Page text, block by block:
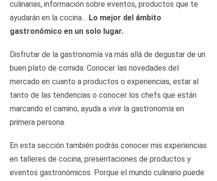
culinarias, información sobre eventos, productos que te
ayudarán en la cocina… Lo mejor del ámbito
gastronómico en un solo lugar.
Disfrutar de la gastronomía va más allá de degustar de un
buen plato de comida. Conocer las novedades del
mercado en cuanto a productos o experiencias, estar al
tanto de las tendencias o conocer los chefs que están
marcando el camino, ayuda a vivir la gastronomía en
primera persona.
En esta sección también podrás conocer mis experiencias
en talleres de cocina, presentaciones de productos y
eventos gastronómicos. Porque el mundo culinario puede